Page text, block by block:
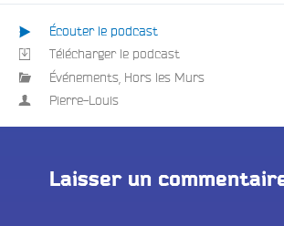
Écouter le podcast
Télécharger le podcast
Événements Hors les Murs
Pierre-Louis
Laisser un